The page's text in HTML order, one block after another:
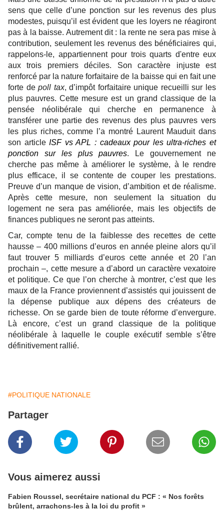
sens que celle d’une ponction sur les revenus des plus
modestes, puisqu’il est évident que les loyers ne réagiront
pas à la baisse. Autrement dit : la rente ne sera pas mise à
contribution, seulement les revenus des bénéficiaires qui,
rappelons-le, appartiennent pour trois quarts d'entre eux
aux trois premiers déciles. Son caractère injuste est
renforcé par la nature forfaitaire de la baisse qui en fait une
forte depoll tax, d’impôt forfaitaire unique recueilli sur les
plus pauvres. Cette mesure est un grand classique de la
pensée néolibérale qui cherche en permanence à
transférer une partie des revenus des plus pauvres vers
les plus riches, comme l’a montré Laurent Mauduit dans
son articleISF vs APL : cadeaux pour les ultra-riches et
ponction sur les plus pauvres. Le gouvernement ne
cherche pas même à améliorer le système, à le rendre
plus efficace, il se contente de couper les prestations.
Preuve d’un manque de vision, d’ambition et de réalisme.
Après cette mesure, non seulement la situation du
logement ne sera pas améliorée, mais les objectifs de
finances publiques ne seront pas atteints.
Car, compte tenu de la faiblesse des recettes de cette
hausse – 400 millions d’euros en année pleine alors qu’il
faut trouver 5 milliards d’euros cette année et 20 l’an
prochain –, cette mesure a d’abord un caractère vexatoire
et politique. Ce que l’on cherche à montrer, c’est que les
maux de la France proviennent d’assistés qui jouissent de
la dépense publique aux dépens des créateurs de
richesse. On se garde bien de toute réforme d’envergure.
Là encore, c’est un grand classique de la politique
néolibérale à laquelle le couple exécutif semble s’être
définitivement rallié.
#POLITIQUE NATIONALE
Partager
Vous aimerez aussi
Fabien Roussel, secrétaire national du PCF : « Nos forêts
brûlent, arrachons-les à la loi du profit »